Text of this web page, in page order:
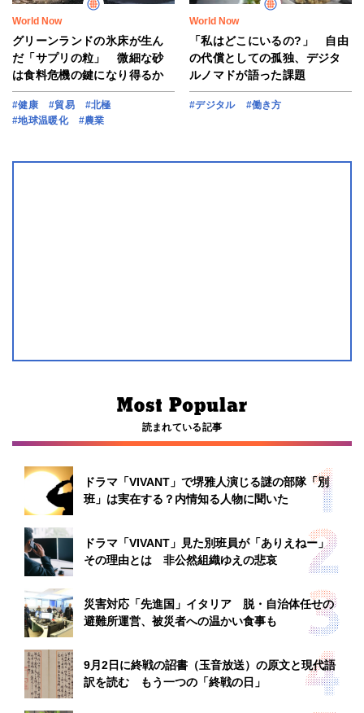
World Now
グリーンランドの氷床が生ん
だ「サプリの粒」 微細な砂
は食料危機の鍵になり得るか
#健康 #貿易
#北極
#地球温暖化
#農業
World Now
「私はどこにいるの?」 自由
の代償としての孤独、デジタ
ルノマドが語った課題
#デジタル #働き方
読まれている記事
ドラマ「VIVANT」で堺雅人演じる謎の部隊「別
班」は実在する？内情知る人物に聞いた
ドラマ「VIVANT」見た別班員が「ありえねー」
その理由とは 非公然組織ゆえの悲哀
災害対応「先進国」イタリア 脱・自治体任せの
避難所運営、被災者への温かい食事も
9月2日に終戦の詔書（玉音放送）の原文と現代語
訳を読む もう一つの「終戦の日」